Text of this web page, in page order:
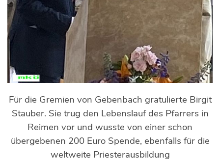
Für die Gremien von Gebenbach gratulierte Birgit
Stauber. Sie trug den Lebenslauf des Pfarrers in
Reimen vor und wusste von einer schon
übergebenen 200 Euro Spende, ebenfalls für die
weltweite Priesterausbildung